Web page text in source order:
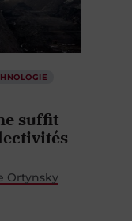
suffit
Ortynsky